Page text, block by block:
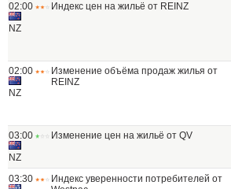
02:00
NZ
Индекс цен на жильё от REINZ
02:00
NZ
Изменение объёма продаж жилья от
REINZ
03:00
NZ
Изменение цен на жильё от QV
03:30
Индекс уверенности потребителей от